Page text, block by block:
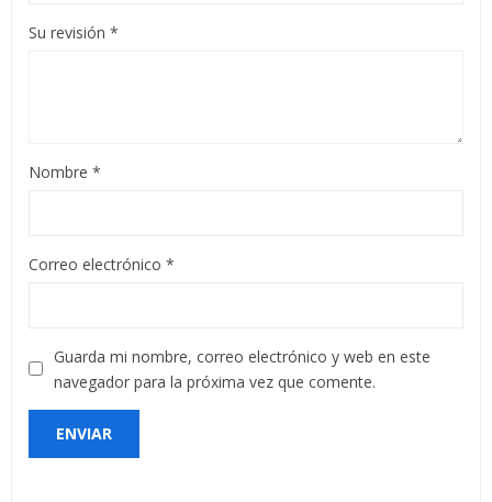
Su revisión *
Nombre *
Correo electrónico *
Guarda mi nombre, correo electrónico y web en este
navegador para la próxima vez que comente.